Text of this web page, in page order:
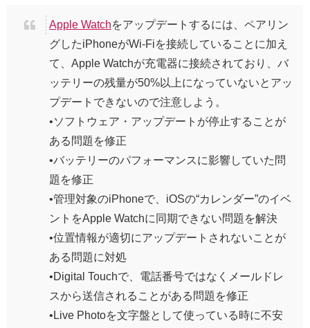
Apple Watchをアップデートするには、ペアリン
グしたiPhoneがWi-Fiを接続していることに加え
て、Apple Watchが充電器に接続されており、バ
ッテリーの残量が50%以上になっていないとアッ
プデートできないので注意しよう。
•ソフトウェア・アップデートが停止することが
ある問題を修正
•バッテリーのパフォーマンスに影響していた問
題を修正
•管理対象のiPhoneで、iOSの“カレンダー”のイベ
ントをApple Watchに同期できない問題を解決
•位置情報が適切にアップデートされないことが
ある問題に対処
•Digital Touchで、電話番号ではなくメールドレ
スから送信されることがある問題を修正
•Live Photoを文字盤として使っている時に不安